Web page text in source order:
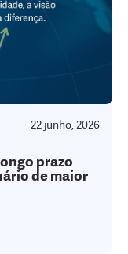
22 junho, 2026
prazo
de maior